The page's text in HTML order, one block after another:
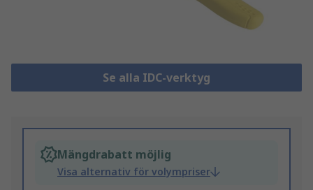
Se alla IDC-verktyg
Mängdrabatt möjlig
Visa alternativ för volympriser